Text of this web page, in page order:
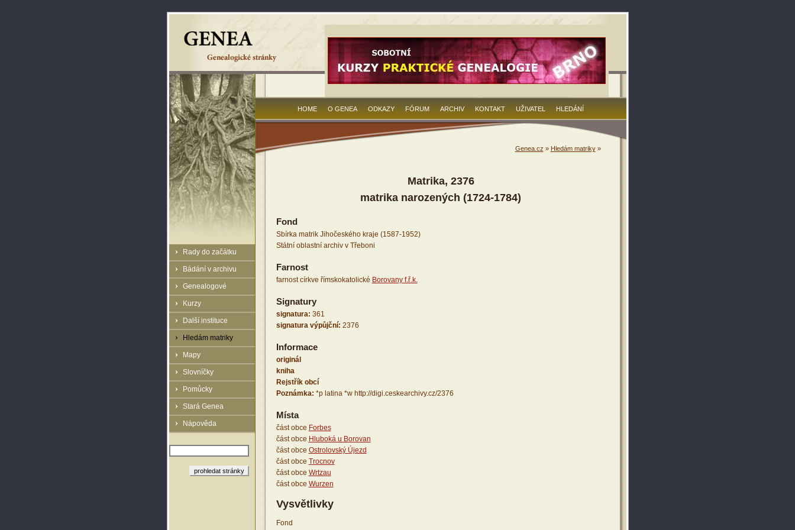
Rady do začátku
Bádání v archivu
Genealogové
Kurzy
Další instituce
Hledám matriky
Mapy
Slovníčky
Pomůcky
Stará Genea
Nápověda
HOME O GENEA ODKAZY FÓRUM ARCHIV KONTAKT UŽIVATEL HLEDÁNÍ
Genea.cz » Hledám matriky»
Matrika, 2376
matrika narozených (1724-1784)
Fond
Sbírka matrik Jihočeského kraje (1587-1952)
Státní oblastní archiv v Třeboni
Farnost
farnost církve římskokatolické Borovany f.ř.k.
Signatury
signatura: 361
signatura výpůjční: 2376
Informace
originál
kniha
Rejstřík obcí
Poznámka: *p latina *w http://digi.ceskearchivy.cz/2376
Místa
část obce Forbes
část obce Hluboká u Borovan
část obce Ostrolovský Újezd
část obce Trocnov
část obce Wrtzau
část obce Wurzen
Vysvětlivky
Fond